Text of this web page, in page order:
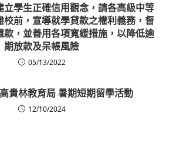
立學生正確信用觀念，請各高級中等
校前，宣導就學貸款之權利義務，督
款，並善用各項寬緩措施，以降低逾
期放款及呆帳風險
05/13/2022
貴林教育局 暑期短期留學活動
12/10/2024